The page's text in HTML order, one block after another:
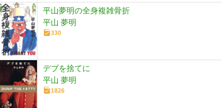
平山夢明の全身複雑骨折
平山 夢明
330
デブを捨てに
平山 夢明
1826